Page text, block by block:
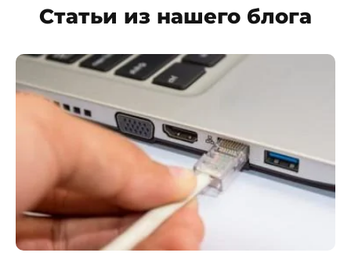
Статьи из нашего блога